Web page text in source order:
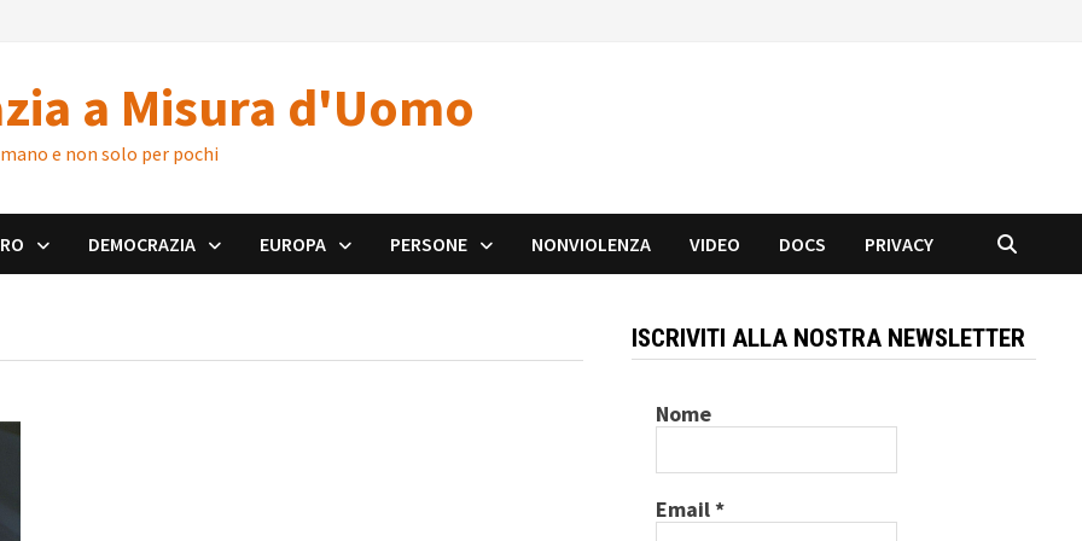
a Misura d'Uomo
e non solo per pochi
DEMOCRAZIA EUROPA PERSONE NONVIOLENZA VIDEO DOCS PRIVACY
ISCRIVITI ALLA NOSTRA NEWSLETTER
Nome
Email*